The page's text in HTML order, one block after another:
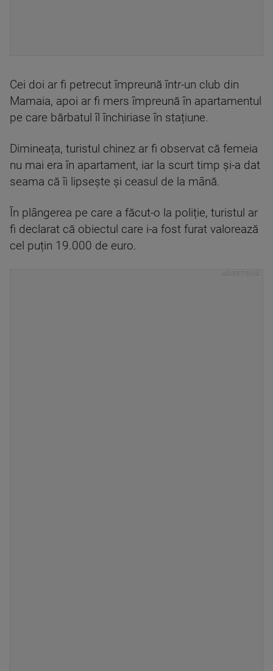
Cei doi ar fi petrecut împreună într-un club din
Mamaia, apoi ar fi mers împreună în apartamentul
pe care bărbatul îl închiriase în stațiune.
Dimineața, turistul chinez ar fi observat că femeia
nu mai era în apartament, iar la scurt timp și-a dat
seama că îi lipsește și ceasul de la mână.
În plângerea pe care a făcut-o la poliție, turistul ar
fi declarat că obiectul care i-a fost furat valorează
cel puțin 19.000 de euro.